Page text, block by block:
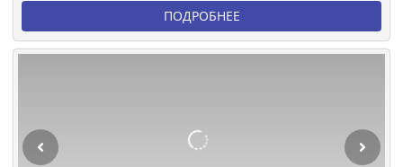
ПОДРОБНЕЕ